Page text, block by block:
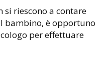
si riescono a contare
bambino, è opportuno
per effettuare